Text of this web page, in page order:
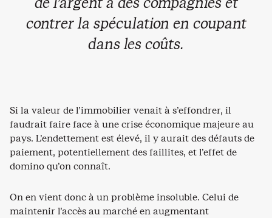
contrer la spéculation en coupant
dans les coûts.
Si la valeur de l’immobilier venait à s’effondrer, il
faudrait faire face à une crise économique majeure au
pays. L’endettement est élevé, il y aurait des défauts de
paiement, potentiellement des faillites, et l’effet de
domino qu’on connaît.
On en vient donc à un problème insoluble. Celui de
maintenir l’accès au marché en augmentant